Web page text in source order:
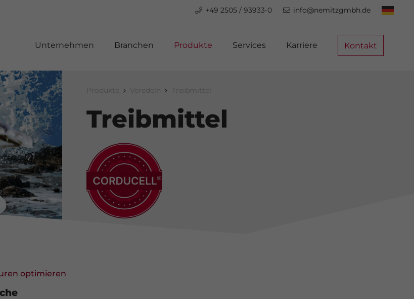
+49 2505 / 93933-0 info@nemitzgmbh.de
Unternehmen Branchen Produkte Services Karriere Kontakt
Produkte Veredeln Treibmittel
Treibmittel
optimieren